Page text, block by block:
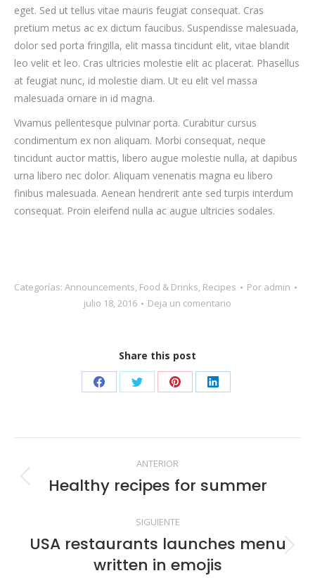
eget. Sed ut tellus vitae mauris feugiat consequat. Cras
pretium metus ac ex dictum faucibus. Suspendisse malesuada,
dolor sed porta fringilla, elit massa tincidunt elit, vitae blandit
leo velit et leo. Cras ultricies molestie elit ac placerat. Phasellus
at feugiat nunc, id molestie diam. Ut eu elit vel massa
malesuada ornare in id magna.
Vivamus pellentesque pulvinar porta. Curabitur cursus
condimentum ex non aliquam. Morbi consequat, neque
tincidunt auctor mattis, libero augue molestie nulla, at dapibus
urna libero nec dolor. Aliquam venenatis magna eu libero
finibus malesuada. Aenean hendrerit ante sed turpis interdum
consequat. Proin eleifend nulla ac augue ultricies sodales.
Categorías: Announcements, Food & Drinks, Recipes Por admin
julio 18, 2016
Deja un comentario
Share this post
Share
Facebook
Share
Twitter
Share
Pinterest
Share
LinkedIn
Navegación
entre
publicaciones
ANTERIOR
Publicación
Healthy recipes for summer
SIGUIENTE
Publicación
siguiente:
USA restaurants launches menu
written in emojis